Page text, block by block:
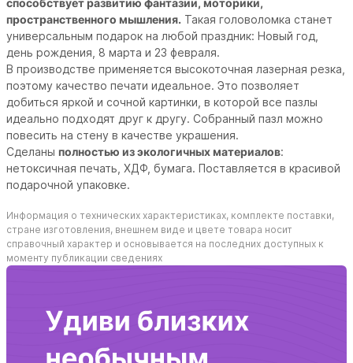
способствует развитию фантазии, моторики,
пространственного мышления. Такая головоломка станет
универсальным подарок на любой праздник: Новый год,
день рождения, 8 марта и 23 февраля.
В производстве применяется высокоточная лазерная резка,
поэтому качество печати идеальное. Это позволяет
добиться яркой и сочной картинки, в которой все пазлы
идеально подходят друг к другу. Собранный пазл можно
повесить на стену в качестве украшения.
Сделаны полностью из экологичных материалов:
нетоксичная печать, ХДФ, бумага. Поставляется в красивой
подарочной упаковке.
Информация о технических характеристиках, комплекте поставки,
стране изготовления, внешнем виде и цвете товара носит
справочный характер и основывается на последних доступных к
моменту публикации сведениях